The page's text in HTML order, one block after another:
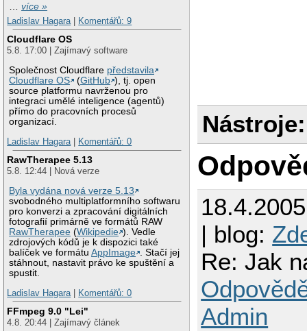
…více »
Ladislav Hagara| Komentářů: 9
Cloudflare OS
5.8. 17:00 | Zajímavý software
Společnost Cloudflare představila
Cloudflare OS
(GitHub ), tj. open
source platformu navrženou pro
integraci umělé inteligence (agentů)
přímo do pracovních procesů
organizací.
Ladislav Hagara| Komentářů: 0
RawTherapee 5.13
5.8. 12:44 | Nová verze
Byla vydána nová verze 5.13
svobodného multiplatformního softwaru
pro konverzi a zpracování digitálních
fotografií primárně ve formátů RAW
RawTherapee (Wikipedie ). Vedle
zdrojových kódů je k dispozici také
balíček ve formátuAppImage
. Stačí jej
stáhnout, nastavit právo ke spuštění a
spustit.
Ladislav Hagara| Komentářů: 0
FFmpeg 9.0 "Lei"
4.8. 20:44 | Zajímavý článek
Nástroje:
| blog:
Re: Jak
Admin